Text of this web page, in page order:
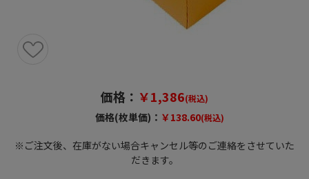
価格： ￥1,386(税込)
価格(枚単価)： ￥138.60(税込)
※ご注文後、在庫がない場合キャンセル等のご連絡をさせていた
だきます。